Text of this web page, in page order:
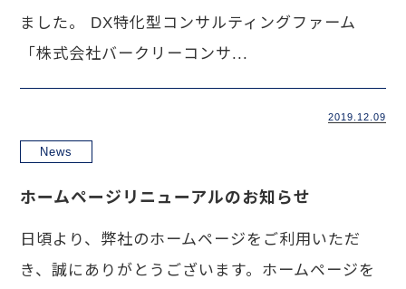
ました。 DX特化型コンサルティングファーム
「株式会社バークリーコンサ...
2019.12.09
News
ホームページリニューアルのお知らせ
日頃より、弊社のホームページをご利用いただ
き、誠にありがとうございます。ホームページを